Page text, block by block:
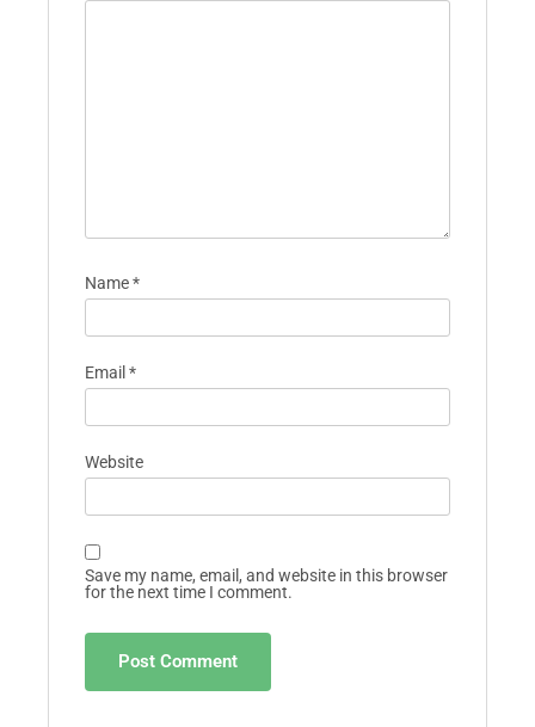
Name*
Email *
Website
Save my name, email, and website in this browser
for the next time I comment.